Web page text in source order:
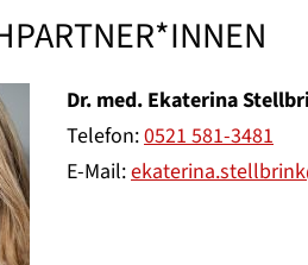
Dr. med. Ekaterina
Telefon:0521 581-3481
E-Mail: